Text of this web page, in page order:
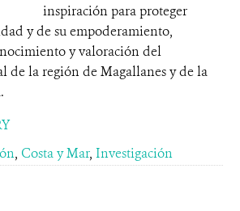
inspiración para proteger
y de su empoderamiento,
y valoración del
de la región de Magallanes y de la
, Costa y Mar, Investigación